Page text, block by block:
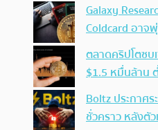
Galaxy
Coldcard อาจ
ตลาดคริปโตซบ
$1.5 หมื่นล้าน
Boltz ประกาศ
ชั่วคราว หลังตั